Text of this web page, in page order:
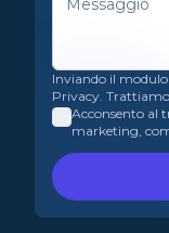
Inviando il
Privacy.
Acconsento al
marketing,